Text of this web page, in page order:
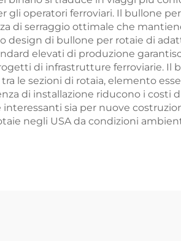
operatori ferroviari. Il bullone
di serraggio ottimale che
di bullone per rotaie di
elevati di produzione
di infrastrutture ferroviarie. Il
sezioni di rotaia, elemento
di installazione riducono i costi
sia per nuove
negli USA da condizioni